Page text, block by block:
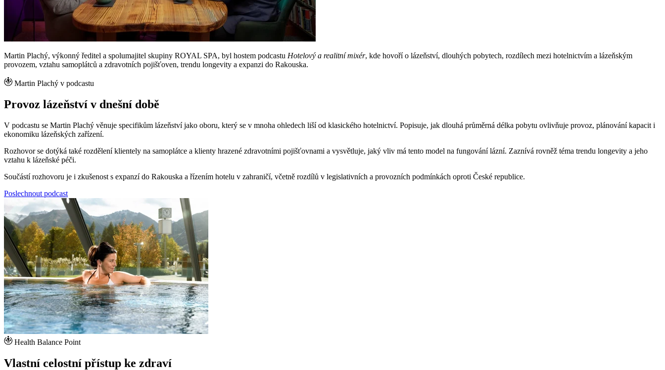
Martin Plachý, výkonný ředitel a spolumajitel skupiny ROYAL SPA, byl hostem podcastu Hotelový a realitní mixér, kde hovoří o lázeňství, dlouhých pobytech, rozdílech mezi hotelnictvím a lázeňským
provozem, vztahu samoplátců a zdravotních pojišťoven, trendu longevity a expanzi do Rakouska.
Martin Plachý v podcastu
Provoz lázeňství v dnešní době
V podcastu se Martin Plachý věnuje specifikům lázeňství jako oboru, který se v mnoha ohledech liší od klasického hotelnictví. Popisuje, jak dlouhá průměrná délka pobytu ovlivňuje provoz, plánování kapacit i
ekonomiku lázeňských zařízení.
Rozhovor se dotýká také rozdělení klientely na samoplátce a klienty hrazené zdravotními pojišťovnami a vysvětluje, jaký vliv má tento model na fungování lázní. Zaznívá rovněž téma trendu longevity a jeho
vztahu k lázeňské péči.
Součástí rozhovoru je i zkušenost s expanzí do Rakouska a řízením hotelu v zahraničí, včetně rozdílů v legislativních a provozních podmínkách oproti České republice.
Poslechnout podcast
Health Balance Point
Vlastní celostní přístup ke zdraví